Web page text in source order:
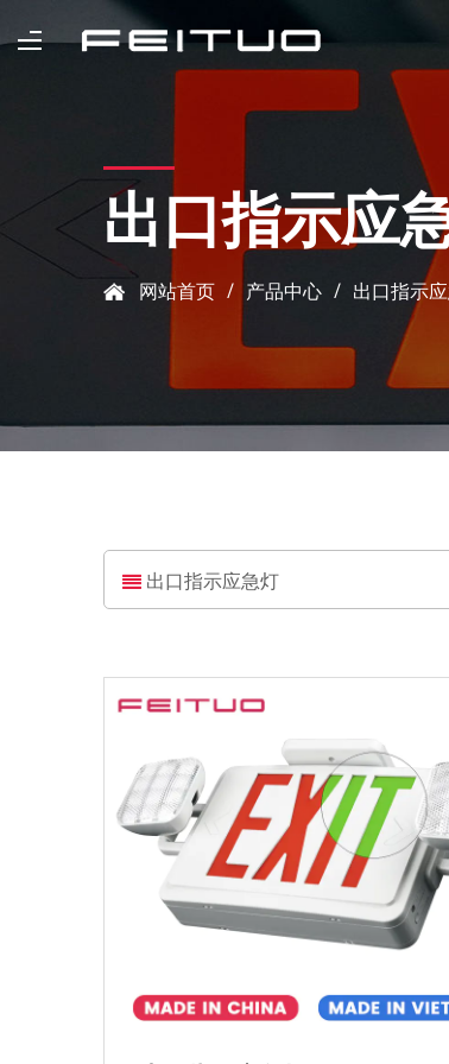
出口指示应
网站首页 / 产品中心 / 出口指示
出口指示应急灯